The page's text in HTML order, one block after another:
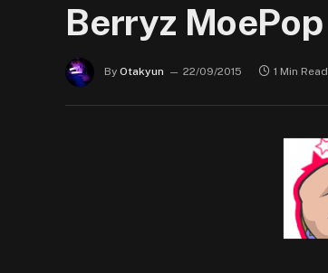
Berryz MoePop
By Otakyun 22/09/2015 1 Min Read